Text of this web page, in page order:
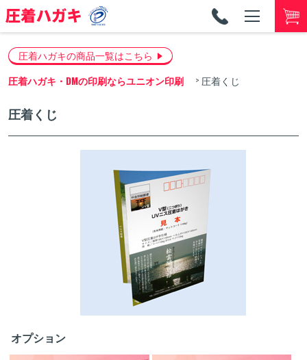
TEL
圧着ハガキの商品一覧はこちら
圧着ハガキ・DMの印刷ならユニオン印刷
圧着くじ
圧着くじ
オプション